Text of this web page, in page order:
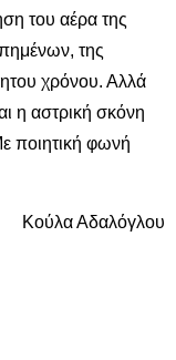
του αέρα της
της
χρόνου. Αλλά
η αστρική σκόνη
ποιητική φωνή
Κούλα Αδαλόγλου